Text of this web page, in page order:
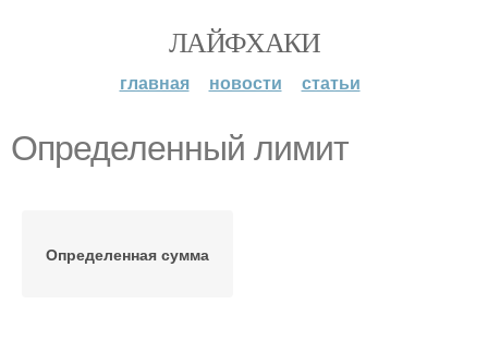
ЛАЙФХАКИ
главная новости статьи
Определенный лимит
Определенная сумма